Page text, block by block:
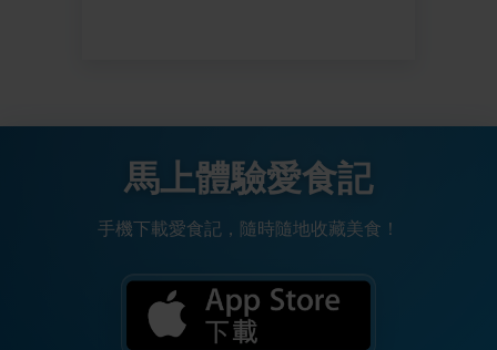
馬上體驗愛食記
手機下載愛食記，隨時隨地收藏美食！